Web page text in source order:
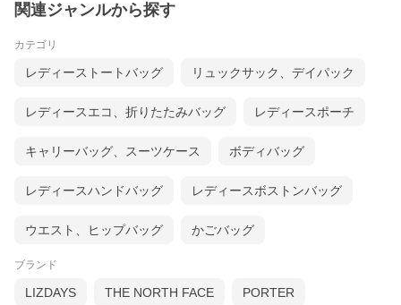
関連ジャンルから探す
カテゴリ
レディーストートバッグ リュックサック、デイパック
レディースエコ、折りたたみバッグ レディースポーチ
キャリーバッグ、スーツケース ボディバッグ
レディースハンドバッグ レディースボストンバッグ
ウエスト、ヒップバッグ かごバッグ
ブランド
LIZDAYS THE NORTH FACE PORTER